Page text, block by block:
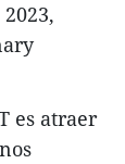
es atraer